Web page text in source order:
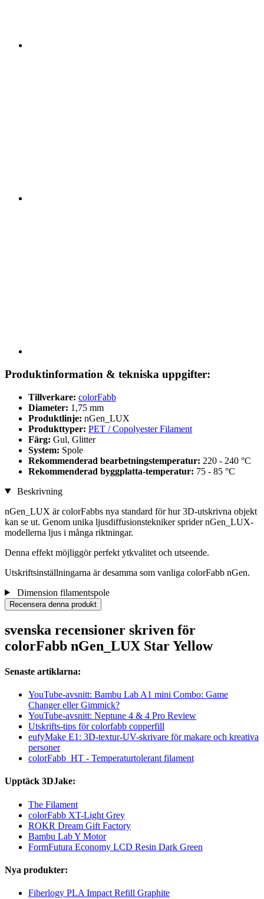
Produktinformation & tekniska uppgifter:
Tillverkare: colorFabb
Diameter: 1,75 mm
Produktlinje: nGen_LUX
Produkttyper: PET / Copolyester Filament
Färg: Gul, Glitter
System: Spole
Rekommenderad bearbetningstemperatur: 220 - 240 °C
Rekommenderad byggplatta-temperatur: 75 - 85 °C
Beskrivning
nGen_LUX är colorFabbs nya standard för hur 3D-utskrivna objekt
kan se ut. Genom unika ljusdiffusionstekniker sprider nGen_LUX-
modellerna ljus i många riktningar.
Denna effekt möjliggör perfekt ytkvalitet och utseende.
Utskriftsinställningarna är desamma som vanliga colorFabb nGen.
Dimension filamentspole
Recensera denna produkt
svenska recensioner skriven för
colorFabb nGen_LUX Star Yellow
Senaste artiklarna:
YouTube-avsnitt: Bambu Lab A1 mini Combo: Game
Changer eller Gimmick?
YouTube-avsnitt: Neptune 4 & 4 Pro Review
Utskrifts-tips för colorfabb copperfill
eufyMake E1: 3D-textur-UV-skrivare för makare och kreativa
personer
colorFabb_HT - Temperaturtolerant filament
Upptäck 3DJake:
The Filament
colorFabb XT-Light Grey
ROKR Dream Gift Factory
Bambu Lab Y Motor
FormFutura Economy LCD Resin Dark Green
Nya produkter:
Fiberlogy PLA Impact Refill Graphite